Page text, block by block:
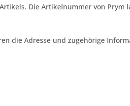
Die Artikelnummer von Prym
die Adresse und zugehörige